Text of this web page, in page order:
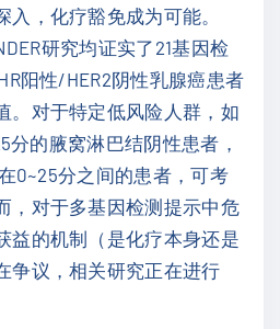
，化疗豁免成为可能。
研究均证实了21基因检
阳性/HER2阴性乳腺癌患者
。对于特定低风险人群，如
分的腋窝淋巴结阴性患者，
0~25分之间的患者，可考
，对于多基因检测提示中危
益的机制（是化疗本身还是
争议，相关研究正在进行